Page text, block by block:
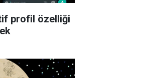
profil özelliği